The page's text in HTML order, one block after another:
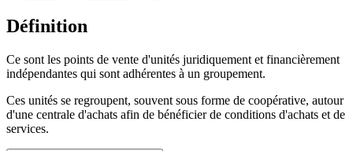
Définition
Ce sont les points de vente d'unités juridiquement et financièrement
indépendantes qui sont adhérentes à un groupement.
Ces unités se regroupent, souvent sous forme de coopérative, autour
d'une centrale d'achats afin de bénéficier de conditions d'achats et de
services.